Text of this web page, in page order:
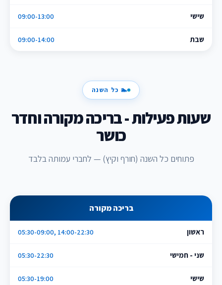
שישי 09:00-13:00
שבת 09:00-14:00
🏊 כל השנה
שעות פעילות - בריכה מקורה וחדר
כושר
פתוחים כל השנה (חורף וקיץ) — לחברי עמותה בלבד
בריכה מקורה
ראשון 05:30-09:00, 14:00-22:30
שני - חמישי 05:30-22:30
שישי 05:30-19:00